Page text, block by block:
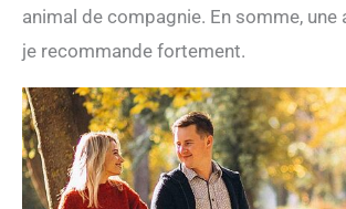
animal de compagnie. En somme,
je recommande fortement.